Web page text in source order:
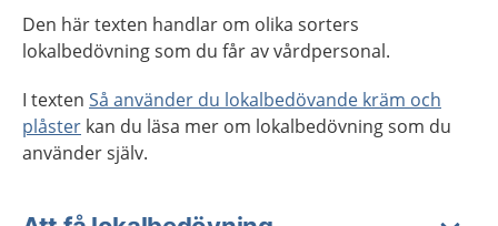
Den här texten handlar om olika sorters
lokalbedövning som du får av vårdpersonal.
I texten Så använder du lokalbedövande kräm och
plåster kan du läsa mer om lokalbedövning som du
använder själv.